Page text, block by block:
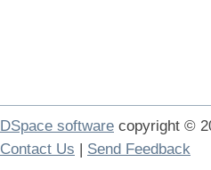
DSpace software copyright ©
Contact Us | Send Feedback